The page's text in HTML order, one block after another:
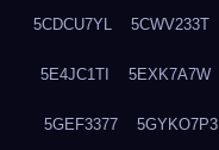
5CDCU7YL 5CWV233T
5E4JC1TI 5EXK7A7W
5GEF3377 5GYKO7P3